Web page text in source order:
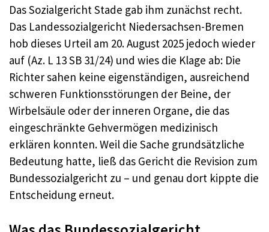
Das Sozialgericht Stade gab ihm zunächst recht.
Das Landessozialgericht Niedersachsen-Bremen
hob dieses Urteil am 20. August 2025 jedoch wieder
auf (Az. L 13 SB 31/24) und wies die Klage ab: Die
Richter sahen keine eigenständigen, ausreichend
schweren Funktionsstörungen der Beine, der
Wirbelsäule oder der inneren Organe, die das
eingeschränkte Gehvermögen medizinisch
erklären konnten. Weil die Sache grundsätzliche
Bedeutung hatte, ließ das Gericht die Revision zum
Bundessozialgericht zu – und genau dort kippte die
Entscheidung erneut.